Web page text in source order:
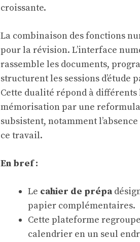
croissante.
La combinaison des fonctions
pour la révision. L’interface
rassemble les documents,
structurent les sessions d’étude
Cette dualité répond à
mémorisation par une
subsistent, notamment
ce travail.
En bref :
Le cahier de prépa
papier complémentaires.
Cette plateforme
calendrier en un seul